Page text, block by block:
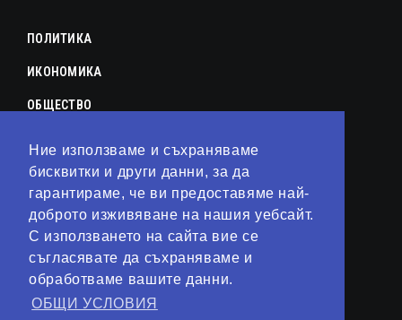
Ние използваме и съхраняваме
бисквитки и други данни, за да
гарантираме, че ви предоставяме най-
доброто изживяване на нашия уебсайт.
С използването на сайта вие се
съгласявате да съхраняваме и
обработваме вашите данни.
ОБЩИ УСЛОВИЯ
ПОЛИТИКА
ИКОНОМИКА
ОБЩЕСТВО
КУЛТУРА
ЛАЙФСТАЙЛ
ТЕХНОЛОГИИ
АНАЛИЗИ
СВЯТ